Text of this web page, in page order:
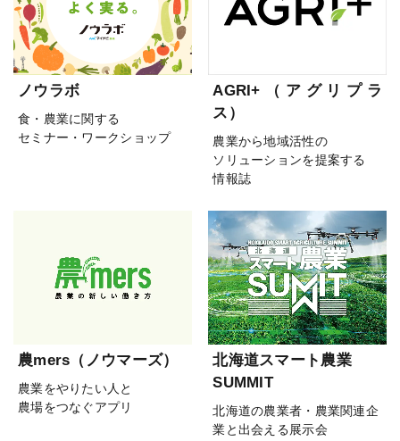
ノウラボ
食・農業に関する
セミナー・ワークショップ
AGRI+（アグリプラ
ス）
農業から地域活性の
ソリューションを提案する
情報誌
農mers（ノウマーズ）
農業をやりたい人と
農場をつなぐアプリ
北海道スマート農業
SUMMIT
北海道の農業者・農業関連企
業と出会える展示会